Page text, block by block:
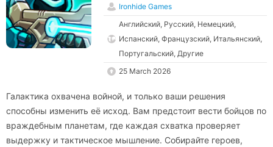
Ironhide Games
Английский, Русский, Немецкий,
Испанский, Французский, Итальянский,
Португальский, Другие
25 March 2026
Галактика охвачена войной, и только ваши решения
способны изменить её исход. Вам предстоит вести бойцов по
враждебным планетам, где каждая схватка проверяет
выдержку и тактическое мышление. Собирайте героев,